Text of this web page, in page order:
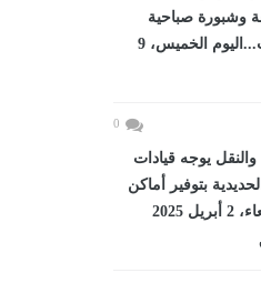
وشبورة صباحية
والأرصاد تكشف درجات...اليوم الخميس، 9
0
والنقل يوجه قيادات
بتوفير أماكن
في رحلات...اليوم الأربعاء، 2 أبريل 2025